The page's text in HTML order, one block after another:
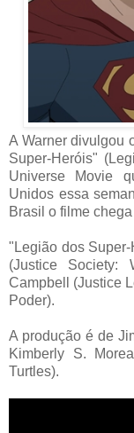
A Warner divulgou
Super-Heróis"
Universe Movie
Unidos essa
Brasil o filme
"Legião dos
(Justice Society:
Campbell (Justice
Poder).
A produção é de
Kimberly S.
Turtles).